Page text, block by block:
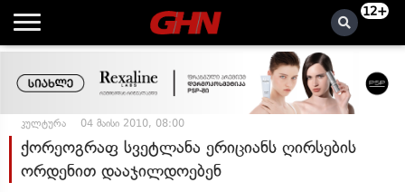
12+
კულტურა 04 მაისი 2010, 08:00
ქორეოგრაფ სვეტლანა ერიციანს ღირსების
ორდენით დააჯილდოებენ